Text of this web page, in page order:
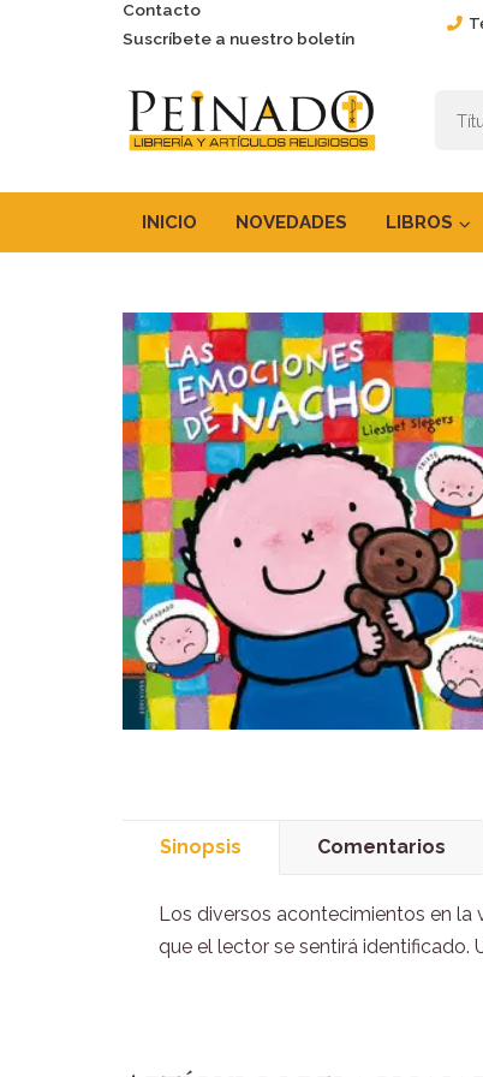
Contacto
Suscríbete a nuestro boletín
INICIO NOVEDADES LIBROS
Sinopsis Comentarios
Los diversos acontecimientos en la
que el lector se sentirá identificado.